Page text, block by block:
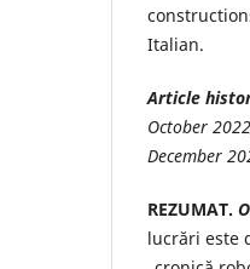
Italian.
Article
October
December
REZUMAT.
lucrări este